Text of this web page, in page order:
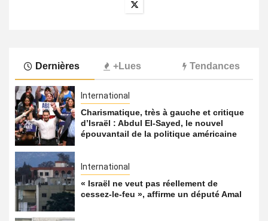
Dernières +Lues Tendances
International
Charismatique, très à gauche et critique
d’Israël : Abdul El-Sayed, le nouvel
épouvantail de la politique américaine
International
« Israël ne veut pas réellement de
cessez-le-feu », affirme un député Amal